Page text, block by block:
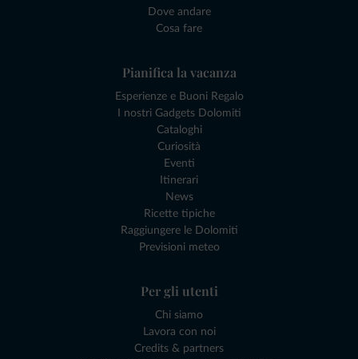
Dove andare
Cosa fare
Pianifica la vacanza
Esperienze e Buoni Regalo
I nostri Gadgets Dolomiti
Cataloghi
Curiosità
Eventi
Itinerari
News
Ricette tipiche
Raggiungere le Dolomiti
Previsioni meteo
Per gli utenti
Chi siamo
Lavora con noi
Credits & partners